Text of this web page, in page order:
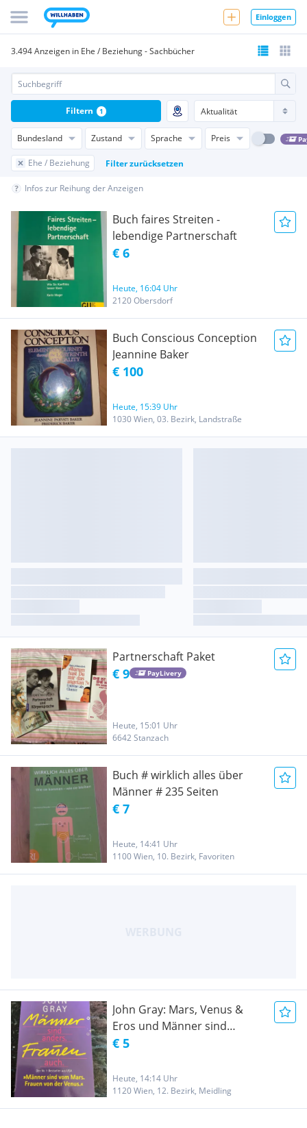
Einloggen
3.494 Anzeigen in Ehe / Beziehung - Sachbücher
Bundesland Zustand Sprache Preis
Ehe / Beziehung Filter zurücksetzen
Filtern 1
Infos zur Reihung der Anzeigen
Buch faires Streiten -
lebendige Partnerschaft
€ 6
Heute, 16:04 Uhr
2120 Obersdorf
Buch Conscious Conception
Jeannine Baker
€ 100
Heute, 15:39 Uhr
1030 Wien, 03. Bezirk, Landstraße
Partnerschaft Paket
€ 9 PayLivery
Heute, 15:01 Uhr
6642 Stanzach
Buch # wirklich alles über
Männer # 235 Seiten
€ 7
Heute, 14:41 Uhr
1100 Wien, 10. Bezirk, Favoriten
John Gray: Mars, Venus &
Eros und Männer sind
anders Frauen aucj
€ 5
Heute, 14:14 Uhr
1120 Wien, 12. Bezirk, Meidling